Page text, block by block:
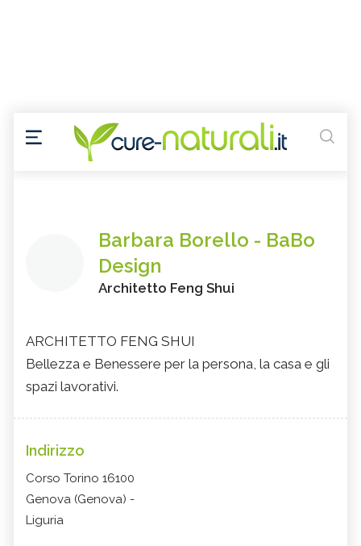
Barbara Borello - BaBo
Design
Architetto Feng Shui
ARCHITETTO FENG SHUI
Bellezza e Benessere per la persona, la casa e gli
spazi lavorativi.
Indirizzo
Corso Torino 16100
Genova (Genova) -
Liguria